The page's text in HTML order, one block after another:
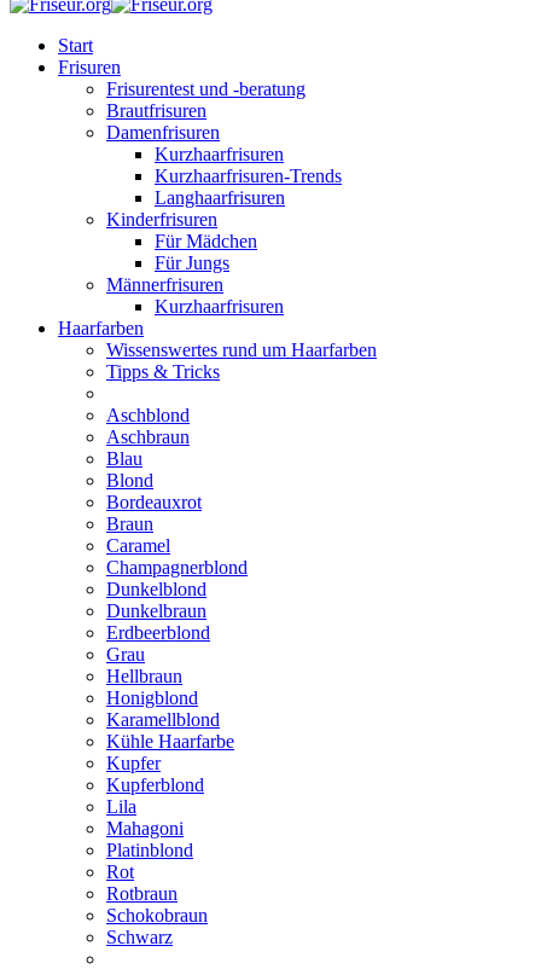
Start
Frisuren
Frisurentest und -beratung
Brautfrisuren
Damenfrisuren
Kurzhaarfrisuren
Kurzhaarfrisuren-Trends
Langhaarfrisuren
Kinderfrisuren
Für Mädchen
Für Jungs
Männerfrisuren
Kurzhaarfrisuren
Haarfarben
Wissenswertes rund um Haarfarben
Tipps & Tricks
Aschblond
Aschbraun
Blau
Blond
Bordeauxrot
Braun
Caramel
Champagnerblond
Dunkelblond
Dunkelbraun
Erdbeerblond
Grau
Hellbraun
Honigblond
Karamellblond
Kühle Haarfarbe
Kupfer
Kupferblond
Lila
Mahagoni
Platinblond
Rot
Rotbraun
Schokobraun
Schwarz